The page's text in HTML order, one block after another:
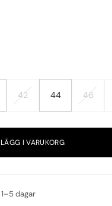
42 44 46
LÄGG I VARUKORG
dagar